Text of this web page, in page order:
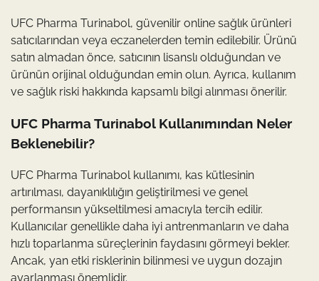
UFC Pharma Turinabol, güvenilir online sağlık ürünleri
satıcılarından veya eczanelerden temin edilebilir. Ürünü
satın almadan önce, satıcının lisanslı olduğundan ve
ürünün orijinal olduğundan emin olun. Ayrıca, kullanım
ve sağlık riski hakkında kapsamlı bilgi alınması önerilir.
UFC Pharma Turinabol Kullanımından Neler
Beklenebilir?
UFC Pharma Turinabol kullanımı, kas kütlesinin
artırılması, dayanıklılığın geliştirilmesi ve genel
performansın yükseltilmesi amacıyla tercih edilir.
Kullanıcılar genellikle daha iyi antrenmanların ve daha
hızlı toparlanma süreçlerinin faydasını görmeyi bekler.
Ancak, yan etki risklerinin bilinmesi ve uygun dozajın
ayarlanması önemlidir.